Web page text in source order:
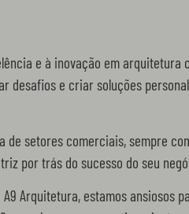
e à inovação em arquitetura
desafios e criar soluções
de setores comerciais, sempre
por trás do sucesso do seu
Arquitetura, estamos ansiosos